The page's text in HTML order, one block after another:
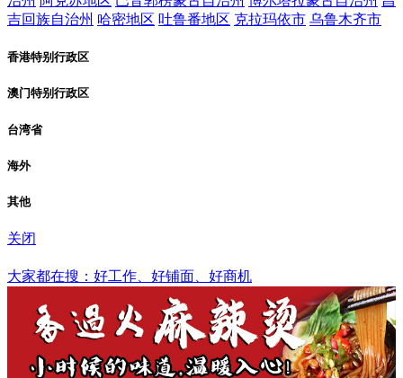
吉回族自治州 哈密地区 吐鲁番地区 克拉玛依市 乌鲁木齐市
香港特别行政区
澳门特别行政区
台湾省
海外
其他
关闭
大家都在搜：好工作、好铺面、好商机